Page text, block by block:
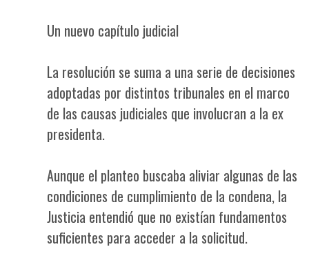
Un nuevo capítulo judicial
La resolución se suma a una serie de decisiones
adoptadas por distintos tribunales en el marco
de las causas judiciales que involucran a la ex
presidenta.
Aunque el planteo buscaba aliviar algunas de las
condiciones de cumplimiento de la condena, la
Justicia entendió que no existían fundamentos
suficientes para acceder a la solicitud.